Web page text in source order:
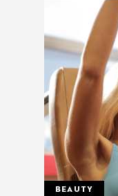
BEAUTY